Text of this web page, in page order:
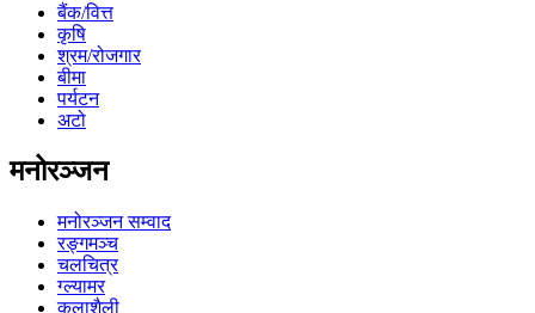
बैंक/वित्त
कृषि
श्रम/रोजगार
बीमा
पर्यटन
अटो
मनोरञ्जन
मनोरञ्जन सम्वाद
रङ्गमञ्च
चलचित्र
ग्ल्यामर
कलाशैली